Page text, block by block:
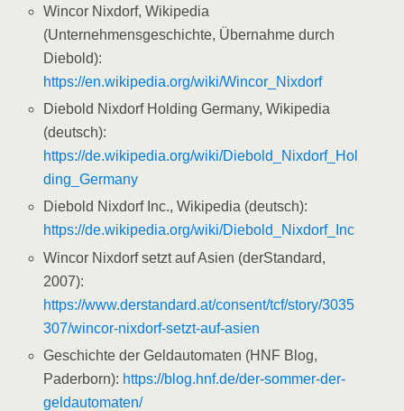
Wincor Nixdorf, Wikipedia
(Unternehmensgeschichte, Übernahme durch
Diebold):
https://en.wikipedia.org/wiki/Wincor_Nixdorf
Diebold Nixdorf Holding Germany, Wikipedia
(deutsch):
https://de.wikipedia.org/wiki/Diebold_Nixdorf_Hol
ding_Germany
Diebold Nixdorf Inc., Wikipedia (deutsch):
https://de.wikipedia.org/wiki/Diebold_Nixdorf_Inc
Wincor Nixdorf setzt auf Asien (derStandard,
2007):
https://www.derstandard.at/consent/tcf/story/3035
307/wincor-nixdorf-setzt-auf-asien
Geschichte der Geldautomaten (HNF Blog,
Paderborn): https://blog.hnf.de/der-sommer-der-
geldautomaten/